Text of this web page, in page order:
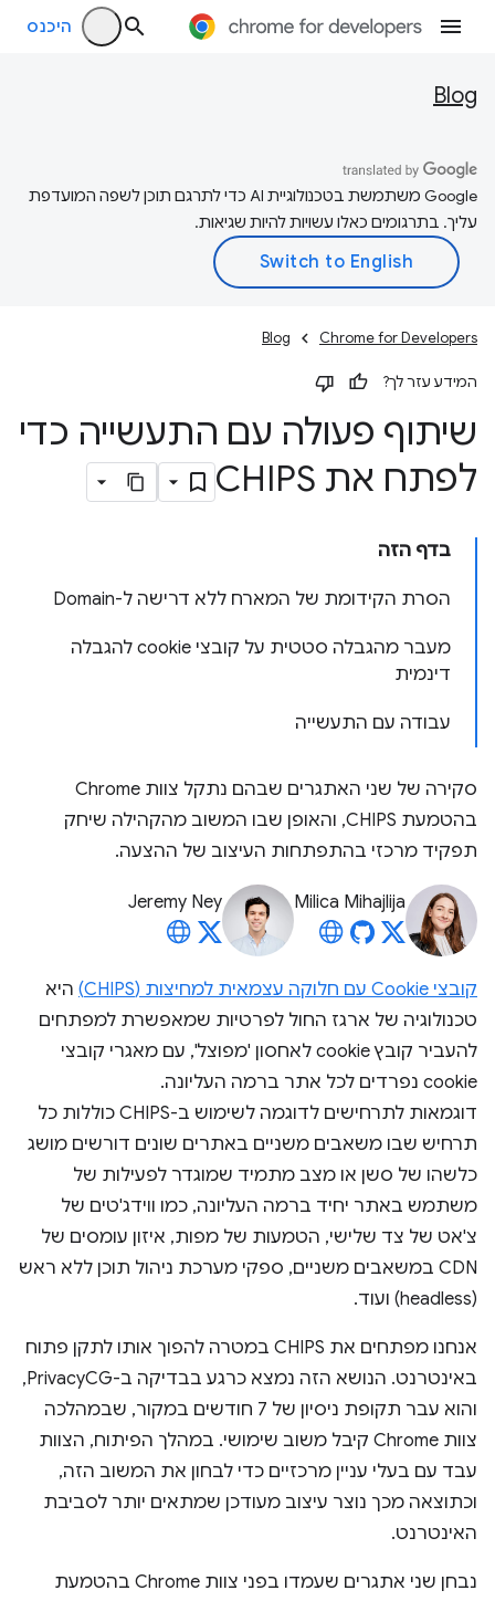
היכנס
Blog
‫Google משתמשת בטכנולוגיית AI כדי לתרגם תוכן לשפה המועדפת
עליך. בתרגומים כאלו עשויות להיות שגיאות.
Chrome for Developers
Blog
המידע עזר לך?
שיתוף פעולה עם התעשייה כדי
לפתח את CHIPS
בדף הזה
הסרת הקידומת של המארח ללא דרישה ל-Domain
מעבר מהגבלה סטטית על קובצי cookie להגבלה
דינמית
עבודה עם התעשייה
סקירה של שני האתגרים שבהם נתקל צוות Chrome
בהטמעת CHIPS, והאופן שבו המשוב מהקהילה שיחק
תפקיד מרכזי בהתפתחות העיצוב של ההצעה.
Milica Mihajlija
Jeremy Ney
קובצי Cookie עם חלוקה עצמאית למחיצות (CHIPS)
היא
טכנולוגיה של ארגז החול לפרטיות שמאפשרת למפתחים
להעביר קובץ cookie לאחסון 'מפוצל', עם מאגרי קובצי
cookie נפרדים לכל אתר ברמה העליונה.
דוגמאות לתרחישים לדוגמה לשימוש ב-CHIPS כוללות כל
תרחיש שבו משאבים משניים באתרים שונים דורשים מושג
כלשהו של סשן או מצב מתמיד שמוגדר לפעילות של
משתמש באתר יחיד ברמה העליונה, כמו ווידג'טים של
צ'אט של צד שלישי, הטמעות של מפות, איזון עומסים של
CDN במשאבים משניים, ספקי מערכת ניהול תוכן ללא ראש
(headless) ועוד.
אנחנו מפתחים את CHIPS במטרה להפוך אותו לתקן פתוח
באינטרנט. הנושא הזה נמצא כרגע בבדיקה ב-PrivacyCG,
והוא עבר תקופת ניסיון של 7 חודשים במקור, שבמהלכה
צוות Chrome קיבל משוב שימושי. במהלך הפיתוח, הצוות
עבד עם בעלי עניין מרכזיים כדי לבחון את המשוב הזה,
וכתוצאה מכך נוצר עיצוב מעודכן שמתאים יותר לסביבת
האינטרנט.
נבחן שני אתגרים שעמדו בפני צוות Chrome בהטמעת